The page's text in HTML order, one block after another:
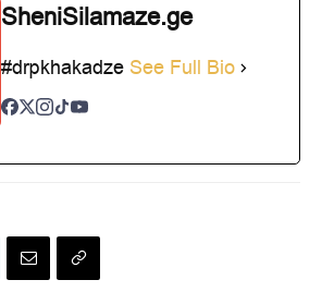
SheniSilamaze.ge
#drpkhakadze See Full Bio